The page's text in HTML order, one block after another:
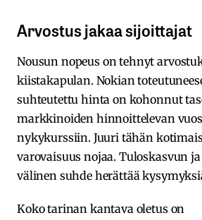
Arvostus jakaa sijoittajat
Nousun nopeus on tehnyt
kiistakapulan. Nokian
suhteutettu hinta on kohonnut
markkinoiden hinnoittelevan
nykykurssiin. Juuri tähän
varovaisuus nojaa. Tuloskasvun
välinen suhde herättää
Koko tarinan kantava oletus on